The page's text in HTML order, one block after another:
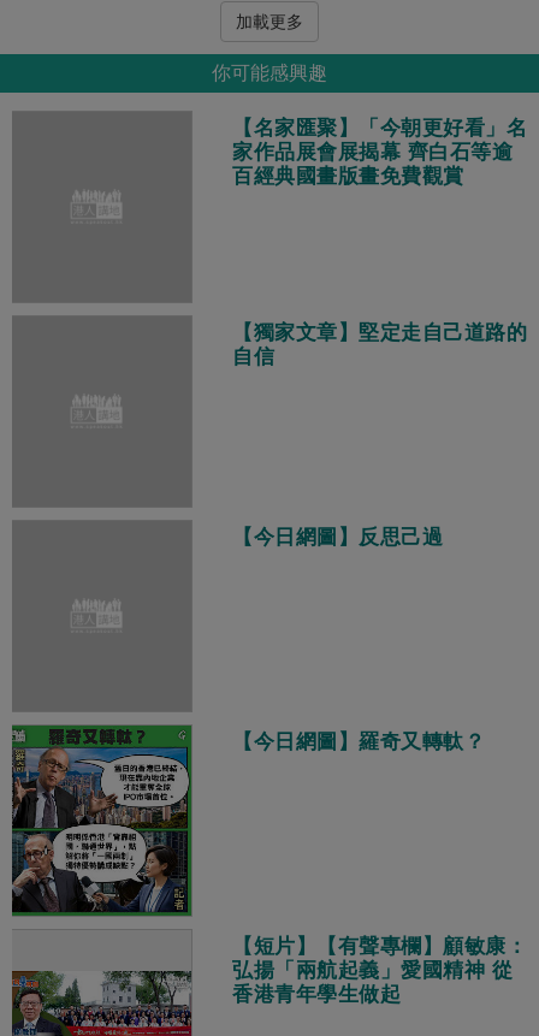
加載更多
你可能感興趣
【名家匯聚】「今朝更好看」名
家作品展會展揭幕 齊白石等逾
百經典國畫版畫免費觀賞
【獨家文章】堅定走自己道路的
自信
【今日網圖】反思己過
【今日網圖】羅奇又轉軚？
【短片】【有聲專欄】顧敏康：
弘揚「兩航起義」愛國精神 從
香港青年學生做起